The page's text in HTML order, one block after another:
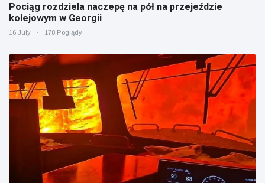
Pociąg rozdziela naczepę na pół na przejeździe
kolejowym w Georgii
16 July 178 Poglądy